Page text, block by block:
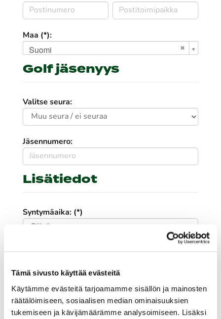
Tämä sivusto käyttää evästeitä
Käytämme evästeitä tarjoamamme sisällön ja mainosten
räätälöimiseen, sosiaalisen median ominaisuuksien
tukemiseen ja kävijämäärämme analysoimiseen. Lisäksi
Maa (*):
Suomi
Golf jäsenyys
Valitse seura:
Jäsennumero:
Lisätiedot
Syntymäaika: (*)
Sukupuoli: